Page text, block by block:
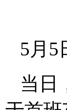
5月5
当日